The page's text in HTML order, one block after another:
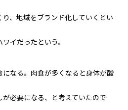
、地域をブランド化していくとい
イだったという。
になる。肉食が多くなると身体が酸
必要になる、と考えていたので